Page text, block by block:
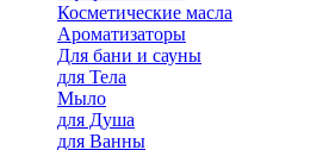
Косметические масла
Ароматизаторы
Для бани и сауны
для Тела
Мыло
для Душа
для Ванны